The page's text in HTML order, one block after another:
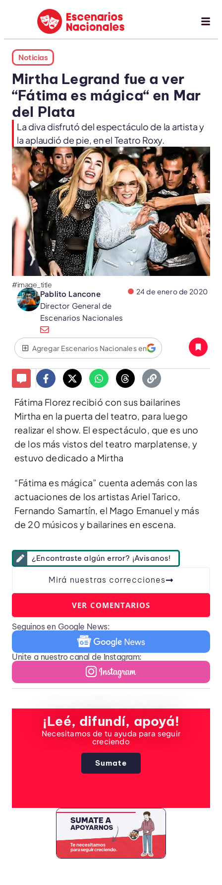
Noticias
Mirtha Legrand fue a ver
“Fátima es mágica“ en Mar
del Plata
La diva disfrutó del espectáculo de la artista y
la aplaudió de pie, en el Teatro Roxy.
#image_title
Pablito Lancone
Director General de
Escenarios Nacionales
24 de enero de 2020
Agregar Escenarios Nacionales en
Fátima Florez recibió con sus bailarines
Mirtha en la puerta del teatro, para luego
realizar el show. El espectáculo, que es uno
de los más vistos del teatro marplatense, y
estuvo dedicado a Mirtha
“Fátima es mágica” cuenta además con las
actuaciones de los artistasAriel Tarico,
Fernando Samartín, el Mago Emanuel y más
de 20 músicos y bailarines en escena.
¿Encontraste algún error? ¡Avisanos!
Mirá nuestras correcciones
VER COMENTARIOS
Seguinos en Google News:
Unite a nuestro canal de Instagram:
¡Leé, difundí, apoyá!
Necesitamos de tu ayuda para seguir
creciendo
Sumate